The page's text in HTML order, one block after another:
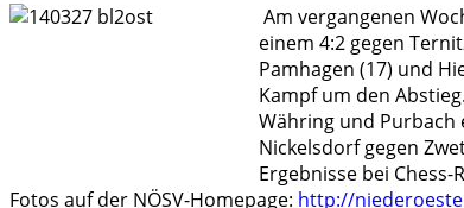
Am vergangenen
einem 4:2 gegen
Pamhagen (17) und
Kampf um den
Währing und Purbach
Nickelsdorf gegen
Ergebnisse bei Chess-
Fotos auf der NÖSV-Homepage: http://